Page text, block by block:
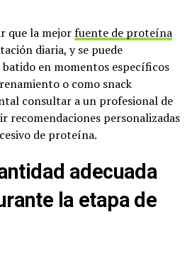
que la mejorfuente de proteína
diaria, y se puede
en momentos específicos
o como snack
consultar a un profesional de
recomendaciones personalizadas
de proteína.
adecuada
la etapa de